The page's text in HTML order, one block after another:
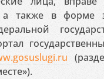
также в форме